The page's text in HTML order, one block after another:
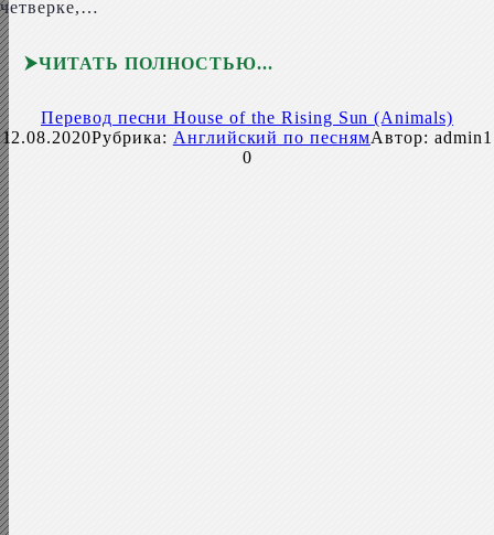
четверке,…
ЧИТАТЬ ПОЛНОСТЬЮ
Перевод песни House of the Rising Sun (Animals)
12.08.2020Рубрика: Английский по песнямАвтор: admin1
0